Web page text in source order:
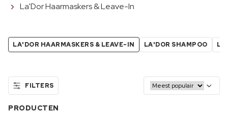
La'Dor Haarmaskers & Leave-In
LA'DOR HAARMASKERS & LEAVE-IN LA'DOR SHAMPOO
FILTERS
PRODUCTEN